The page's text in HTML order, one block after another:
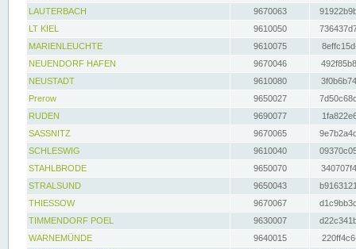
LAUTERBACH
9670063
LT KIEL
9610050
MARIENLEUCHTE
9610075
NEUENDORF HAFEN
9670046
NEUSTADT
9610080
Prerow
9650027
RUDEN
9690077
SASSNITZ
9670065
SCHLESWIG
9610040
STAHLBRODE
9650070
STRALSUND
9650043
THIESSOW
9670067
TIMMENDORF POEL
9630007
WARNEMÜNDE
9640015